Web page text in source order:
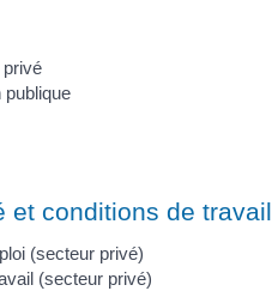
publique
et conditions de travail
(secteur privé)
(secteur privé)